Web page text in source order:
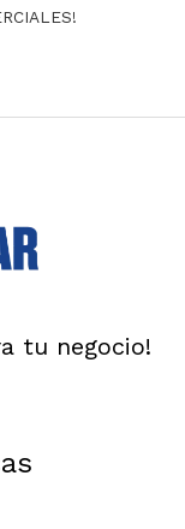
tu negocio!